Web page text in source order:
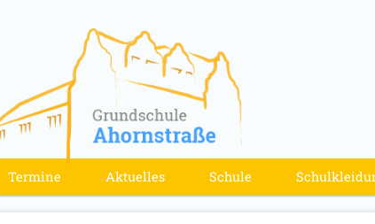
Termine Aktuelles Schule